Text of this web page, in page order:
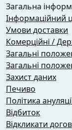
Загальна
Інформаційний
Умови доставки
Комерційні /
Загальні
Загальні
Захист даних
Печиво
Політика
Відбиток
Відкликати